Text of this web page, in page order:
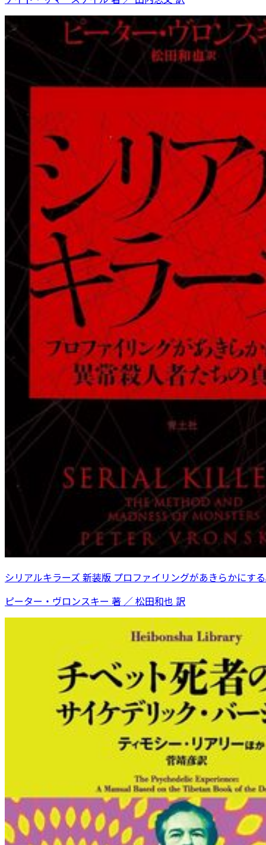
シリアルキラーズ 新装版 プロファイリングがあきらかにす
ピーター・ヴロンスキー 著 ／ 松田和也 訳